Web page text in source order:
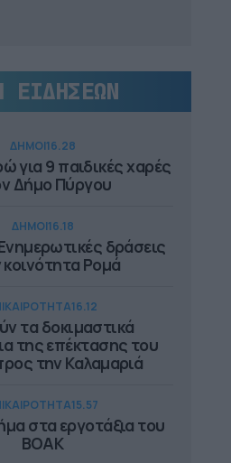
ΕΙΔΗΣΕΩΝ
ΔΗΜΟΙ16.28
για 9 παιδικές χαρές
Δήμο Πύργου
ΔΗΜΟΙ16.18
δράσεις
Ρομά
16.12
τα δοκιμαστικά
της επέκτασης του
την Καλαμαριά
15.57
στα εργοτάξια του
ΒΟΑΚ